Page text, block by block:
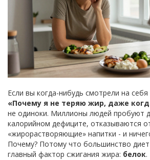
Если вы когда-нибудь смотрели на
«Почему я не теряю жир, даже
не одиноки. Миллионы людей пробуют
калорийном дефиците, отказываются
«жирорастворяющие» напитки - и
Почему? Потому что большинство
главный фактор сжигания жира: белок.